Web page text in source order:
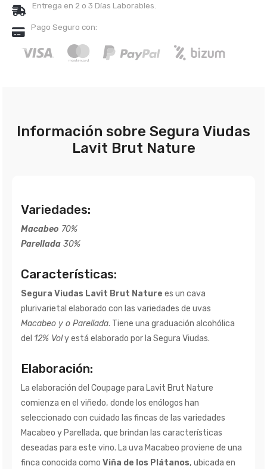
Entrega en 2 o 3 Días Laborables.
Pago Seguro con:
Información sobre Segura Viudas
Lavit Brut Nature
Variedades:
Macabeo 70%
Parellada 30%
Características:
Segura Viudas Lavit Brut Nature es un cava
plurivarietal elaborado con las variedades de uvas
Macabeo y o Parellada. Tiene una graduación alcohólica
del 12% Voly está elaborado por la Segura Viudas.
Elaboración:
La elaboración del Coupage para Lavit Brut Nature
comienza en el viñedo, donde los enólogos han
seleccionado con cuidado las fincas de las variedades
Macabeo y Parellada, que brindan las características
deseadas para este vino. La uva Macabeo proviene de una
finca conocida como Viña de los Plátanos, ubicada en